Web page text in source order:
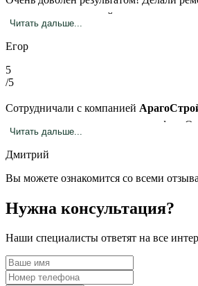
продумано до мелочей — электрика,
Теперь интерьер выглядит просто
Читать дальше...
Егор
5
/5
Сотрудничали с компанией
коммерческого помещения под офис.
выполненных работ. Коллектив
ответственный. Благодарим за
Читать дальше...
Дмитрий
Вы можете ознакомится со всеми
Обслуживание
Нужна консультация?
Наши специалисты ответят на все